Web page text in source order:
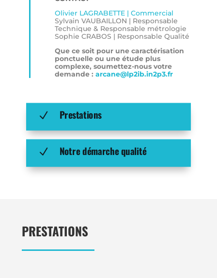
Olivier LAGRABETTE | Commercial
Sylvain VAUBAILLON | Responsable
Technique & Responsable métrologie
Sophie CRABOS | Responsable Qualité
Que ce soit pour une caractérisation
ponctuelle ou une étude plus
complexe, soumettez-nous votre
demande : arcane@lp2ib.in2p3.fr
N Prestations
N Notre démarche qualité
PRESTATIONS